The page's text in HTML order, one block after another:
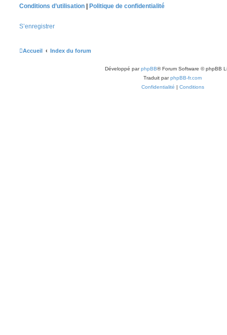
Conditions d’utilisation
Politique de confidentialité
S’enregistrer
Accueil Index du forum
Développé parphpBB® Forum Software © phpBB
Traduit parphpBB-fr.com
Confidentialité | Conditions